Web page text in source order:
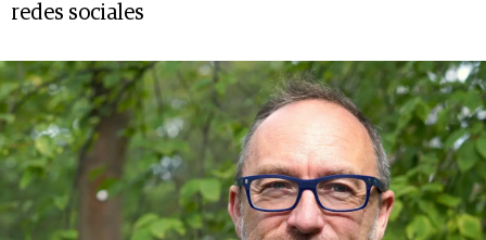
redes sociales